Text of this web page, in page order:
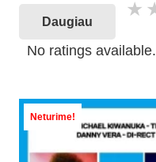
Daugiau
No ratings available.
Neturime!